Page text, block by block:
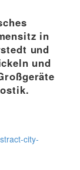
in
und
und